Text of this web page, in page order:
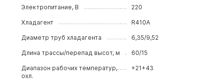
Электропитание, В 220
Хладагент R410A
Диаметр труб хладагента 6,35/9,52
Длина трассы/перепад высот, м 60/15
Диапазон рабочих температур,
охл.
+21+43